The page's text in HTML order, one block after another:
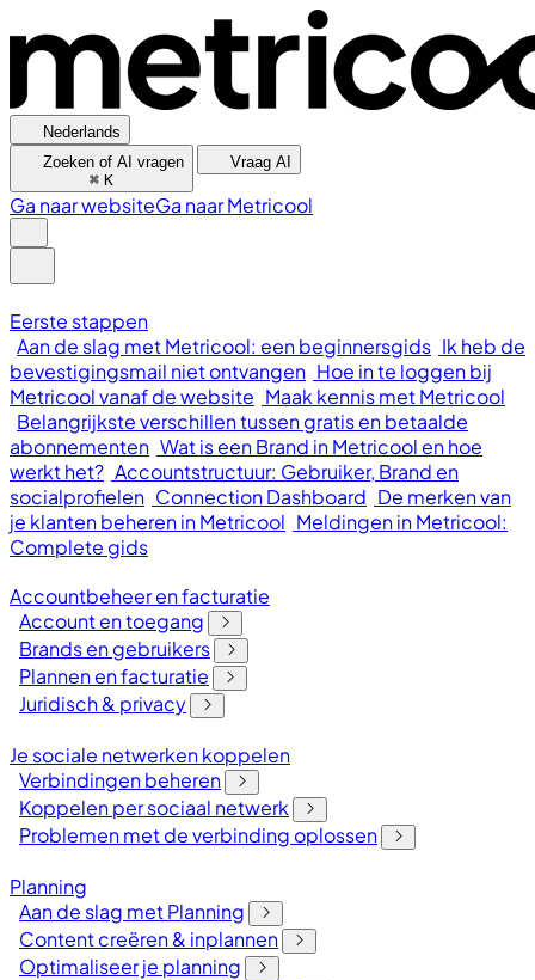
Nederlands
Zoeken of AI vragen
⌘ K
Vraag AI
Ga naar websiteGa naar Metricool
Eerste stappen
Aan de slag met Metricool: een beginnersgids Ik heb de
bevestigingsmail niet ontvangen Hoe in te loggen bij
Metricool vanaf de website Maak kennis met Metricool
Belangrijkste verschillen tussen gratis en betaalde
abonnementen Wat is een Brand in Metricool en hoe
werkt het? Accountstructuur: Gebruiker, Brand en
socialprofielen Connection Dashboard De merken van
je klanten beheren in Metricool Meldingen in Metricool:
Complete gids
Accountbeheer en facturatie
Account en toegang
Brands en gebruikers
Plannen en facturatie
Juridisch & privacy
Je sociale netwerken koppelen
Verbindingen beheren
Koppelen per sociaal netwerk
Problemen met de verbinding oplossen
Planning
Aan de slag met Planning
Content creëren & inplannen
Optimaliseer je planning